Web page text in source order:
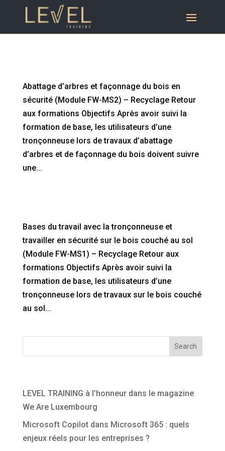
Abattage d’arbres et façonnage du bois en
sécurité (Module FW-MS2) – Recyclage Retour
aux formations Objectifs Après avoir suivi la
formation de base, les utilisateurs d’une
tronçonneuse lors de travaux d’abattage
d’arbres et de façonnage du bois doivent suivre
une...
Bases du travail avec la tronçonneuse et
travailler en sécurité sur le bois couché au sol
(Module FW-MS1) – Recyclage Retour aux
formations Objectifs Après avoir suivi la
formation de base, les utilisateurs d’une
tronçonneuse lors de travaux sur le bois couché
au sol...
Search
LEVEL TRAINING à l’honneur dans le magazine
We Are Luxembourg
Microsoft Copilot dans Microsoft 365 : quels
enjeux réels pour les entreprises ?